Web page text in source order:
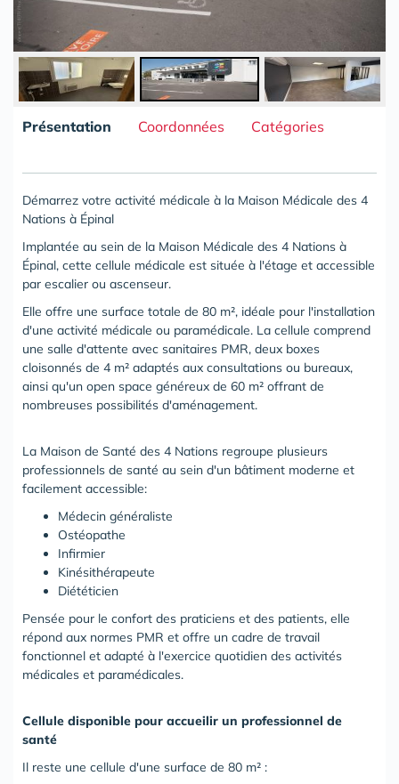
Présentation Coordonnées Catégories
Démarrez votre activité médicale à la Maison Médicale des 4
Nations à Épinal
Implantée au sein de la Maison Médicale des 4 Nations à
Épinal, cette cellule médicale est située à l'étage et accessible
par escalier ou ascenseur.
Elle offre une surface totale de 80 m², idéale pour l'installation
d'une activité médicale ou paramédicale. La cellule comprend
une salle d'attente avec sanitaires PMR, deux boxes
cloisonnés de 4 m² adaptés aux consultations ou bureaux,
ainsi qu'un open space généreux de 60 m² offrant de
nombreuses possibilités d'aménagement.
La Maison de Santé des 4 Nations regroupe plusieurs
professionnels de santé au sein d'un bâtiment moderne et
facilement accessible:
Médecin généraliste
Ostéopathe
Infirmier
Kinésithérapeute
Diététicien
Pensée pour le confort des praticiens et des patients, elle
répond aux normes PMR et offre un cadre de travail
fonctionnel et adapté à l'exercice quotidien des activités
médicales et paramédicales.
Cellule disponible pour accueilir un professionnel de
santé
Il reste une cellule d'une surface de 80 m² :